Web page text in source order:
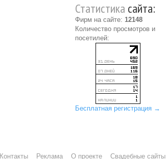
Статистика сайта:
Фирм на сайте: 12148
Количество просмотров и
посетилей:
Бесплатная регистрация →
Контакты Реклама О проекте Свадебные сайты